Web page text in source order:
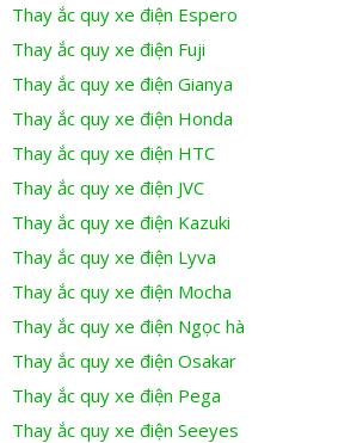
Thay ắc quy xe điện Espero
Thay ắc quy xe điện Fuji
Thay ắc quy xe điện Gianya
Thay ắc quy xe điện Honda
Thay ắc quy xe điện HTC
Thay ắc quy xe điện JVC
Thay ắc quy xe điện Kazuki
Thay ắc quy xe điện Lyva
Thay ắc quy xe điện Mocha
Thay ắc quy xe điện Ngọc hà
Thay ắc quy xe điện Osakar
Thay ắc quy xe điện Pega
Thay ắc quy xe điện Seeyes